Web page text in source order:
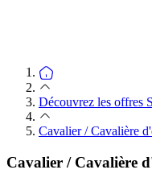
Découvrez les offres
Cavalier / Cavalière
Cavalier / Cavalière